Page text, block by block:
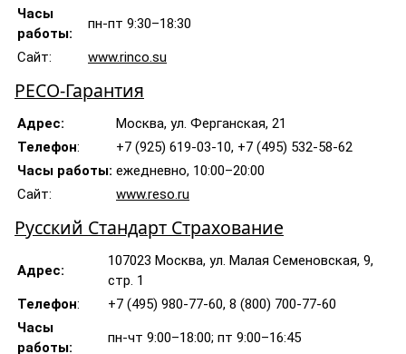
Часы
работы:
пн-пт 9:30–18:30
Сайт: www.rinco.su
РЕСО-Гарантия
Адрес:
Москва, ул. Ферганская, 21
Телефон:
+7 (925) 619-03-10, +7 (495) 532-58-62
Часы работы: ежедневно, 10:00–20:00
Сайт:
www.reso.ru
Русский Стандарт Страхование
Адрес:
107023 Москва, ул. Малая Семеновская, 9,
стр. 1
Телефон:
+7 (495) 980-77-60, 8 (800) 700-77-60
Часы
работы:
пн-чт 9:00–18:00; пт 9:00–16:45